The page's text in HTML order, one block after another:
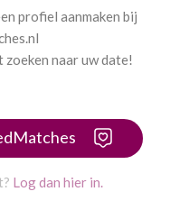
profiel aanmaken bij
zoeken naar uw date!
Log dan hier in.